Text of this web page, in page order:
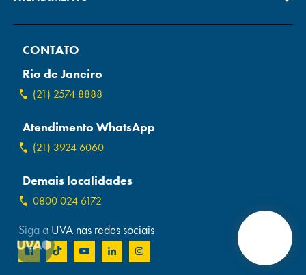
CONTATO
Rio de Janeiro
(21) 2574 8888
Atendimento WhatsApp
(21) 3924 6060
Demais localidades
0800 024 6172
Siga a UVA nas redes sociais